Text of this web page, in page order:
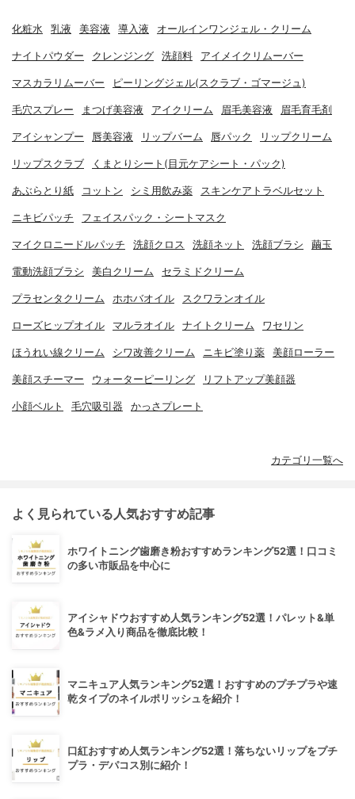
化粧水 乳液 美容液 導入液 オールインワンジェル・クリーム
ナイトパウダー クレンジング 洗顔料 アイメイクリムーバー
マスカラリムーバー ピーリングジェル(スクラブ・ゴマージュ)
毛穴スプレー まつげ美容液 アイクリーム 眉毛美容液 眉毛育毛剤
アイシャンプー 唇美容液 リップバーム 唇パック リップクリーム
リップスクラブ くまとりシート(目元ケアシート・パック)
あぶらとり紙 コットン シミ用飲み薬 スキンケアトラベルセット
ニキビパッチ フェイスパック・シートマスク
マイクロニードルパッチ 洗顔クロス 洗顔ネット 洗顔ブラシ 繭玉
電動洗顔ブラシ 美白クリーム セラミドクリーム
プラセンタクリーム ホホバオイル スクワランオイル
ローズヒップオイル マルラオイル ナイトクリーム ワセリン
ほうれい線クリーム シワ改善クリーム ニキビ塗り薬 美顔ローラー
美顔スチーマー ウォーターピーリング リフトアップ美顔器
小顔ベルト 毛穴吸引器 かっさプレート
カテゴリ一覧へ
よく見られている人気おすすめ記事
ホワイトニング歯磨き粉おすすめランキング52選！口コミ
の多い市販品を中心に
アイシャドウおすすめ人気ランキング52選！パレット&単
色&ラメ入り商品を徹底比較！
マニキュア人気ランキング52選！おすすめのプチプラや速
乾タイプのネイルポリッシュを紹介！
口紅おすすめ人気ランキング52選！落ちないリップをプチ
プラ・デパコス別に紹介！